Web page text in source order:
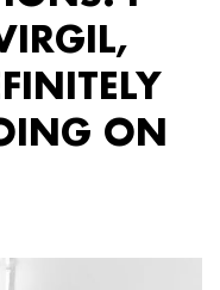
ON